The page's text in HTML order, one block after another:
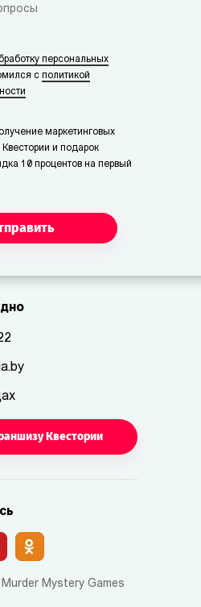
персональных
с политикой
маркетинговых
и подарок
10 процентов на первый
Квестории
Murder Mystery Games